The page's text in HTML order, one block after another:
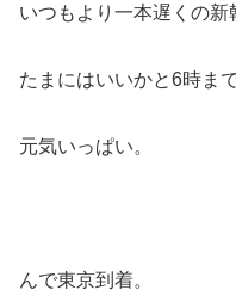
いつもより一本遅くの新
たまにはいいかと6時まで
元気いっぱい。
んで東京到着。